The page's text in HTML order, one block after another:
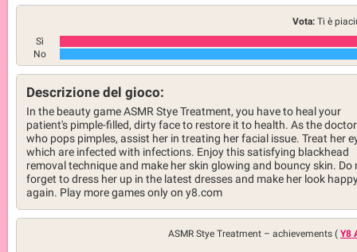
Vota: Ti è
Sì
No
Descrizione del gioco:
In the beauty game ASMR Stye Treatment, you have to heal your
patient's pimple-filled, dirty face to restore it to health. As the doctor
who pops pimples, assist her in treating her facial issue. Treat her
which are infected with infections. Enjoy this satisfying blackhead
removal technique and make her skin glowing and bouncy skin. Do
forget to dress her up in the latest dresses and make her look
again. Play more games only on y8.com
ASMR Stye Treatment – achievements ( Y8